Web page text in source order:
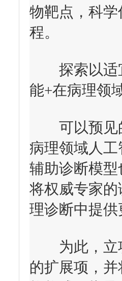
物靶点，科
程。
探索以适宜
能+在病理领
可以预见的
病理领域人
辅助诊断模
将权威专家
理诊断中提
为此，立项
的扩展项，